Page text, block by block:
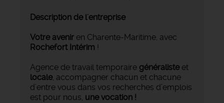
Description de l'entreprise
Votre avenir en Charente-Maritime, avec
Rochefort Intérim !
Agence de travail temporaire généralisteet
locale, accompagner chacun et chacune
d’entre vous dans vos recherches d’emplois
est pour nous, une vocation !